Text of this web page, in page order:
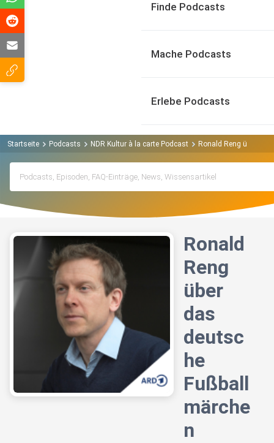
Finde Podcasts
Mache Podcasts
Erlebe Podcasts
Startseite Podcasts NDR Kultur à la carte Podcast Ronald Reng über
Ronald
Reng
über
das
deutsc
he
Fußball
märche
n